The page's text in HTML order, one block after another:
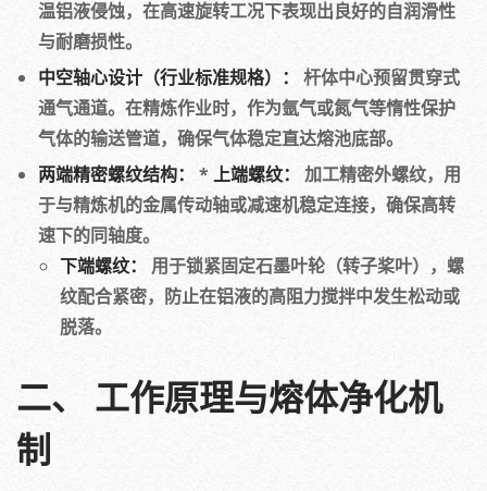
温铝液侵蚀，在高速旋转工况下表现出良好的自润滑性
与耐磨损性。
中空轴心设计（行业标准规格）：
杆体中心预留贯穿式
通气通道。在精炼作业时，作为氩气或氮气等惰性保护
气体的输送管道，确保气体稳定直达熔池底部。
两端精密螺纹结构：
*上端螺纹：
加工精密外螺纹，用
于与精炼机的金属传动轴或减速机稳定连接，确保高转
速下的同轴度。
下端螺纹：
用于锁紧固定石墨叶轮（转子桨叶），螺
纹配合紧密，防止在铝液的高阻力搅拌中发生松动或
脱落。
二、 工作原理与熔体净化机
制